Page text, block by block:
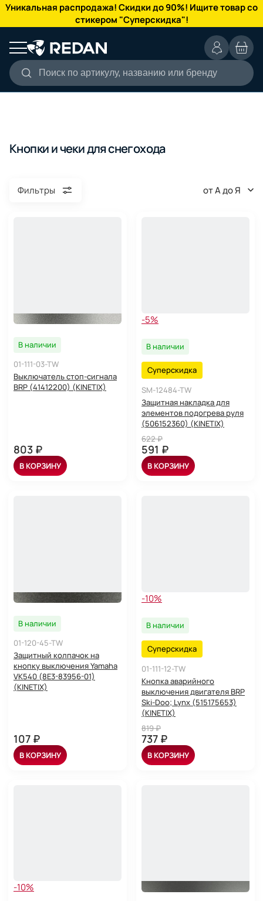
Уникальная распродажа! Скидки до 90%! Ищите товар со
стикером "Суперскидка"!
Поиск по артикулу, названию или бренду
КАТАЛОГ
Кнопки и чеки для снегохода
Фильтры от А до Я
В наличии
01-111-03-TW
Выключатель стоп-сигнала
BRP (41412200) (KINETIX)
803 ₽
В КОРЗИНУ
-5%
В наличии
Суперскидка
SM-12484-TW
Защитная накладка для
элементов подогрева руля
(506152360) (KINETIX)
622 ₽
591 ₽
В КОРЗИНУ
В наличии
01-120-45-TW
Защитный колпачок на
кнопку выключения Yamaha
VK540 (8E3-83956-01)
(KINETIX)
107 ₽
В КОРЗИНУ
-10%
В наличии
Суперскидка
01-111-12-TW
Кнопка аварийного
выключения двигателя BRP
Ski-Doo; Lynx (515175653)
(KINETIX)
819 ₽
737 ₽
В КОРЗИНУ
-10%